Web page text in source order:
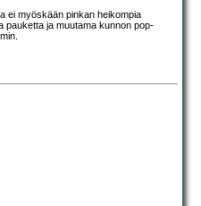
ei myöskään pinkan heikompia
pauketta ja muutama kunnon pop-